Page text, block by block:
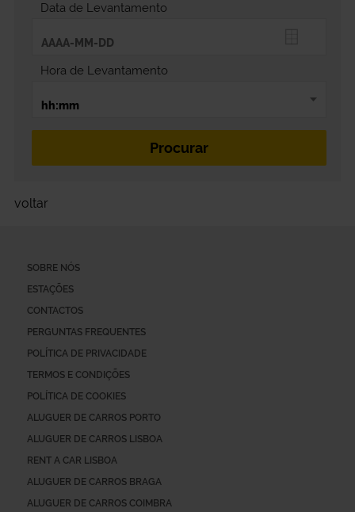
Data de Levantamento
Hora de Levantamento
voltar
SOBRE NÓS
ESTAÇÕES
CONTACTOS
PERGUNTAS FREQUENTES
POLÍTICA DE PRIVACIDADE
TERMOS E CONDIÇÕES
POLÍTICA DE COOKIES
ALUGUER DE CARROS PORTO
ALUGUER DE CARROS LISBOA
RENT A CAR LISBOA
ALUGUER DE CARROS BRAGA
ALUGUER DE CARROS COIMBRA